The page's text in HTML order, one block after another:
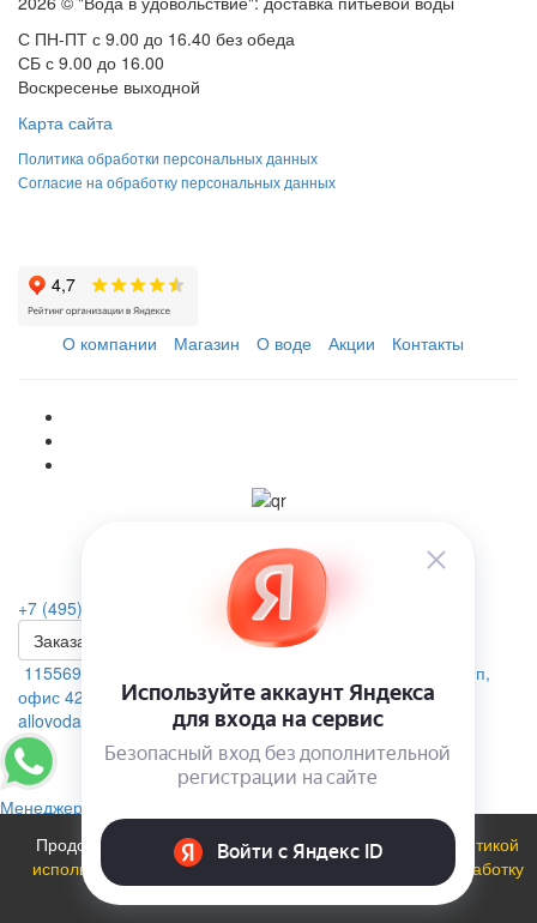
С ПН-ПТ с 9.00 до 16.40 без обеда
СБ с 9.00 до 16.00
Воскресенье выходной
Карта сайта
Политика обработки персональных данных
Согласие на обработку персональных данных
О компании Магазин О воде Акции Контакты
+7 (495) 223-46-26
Заказать звонок
115569, г. Москва, ул.Домодедовская. д.4 помещение 19п,
офис 42А
allovoda@mail.ru
Менеджер
Продолжая использовать сайт, вы соглашаетесь с
политикой
использования файлов cookie
и даете
Согласие на обработку
персональных данных. ОК